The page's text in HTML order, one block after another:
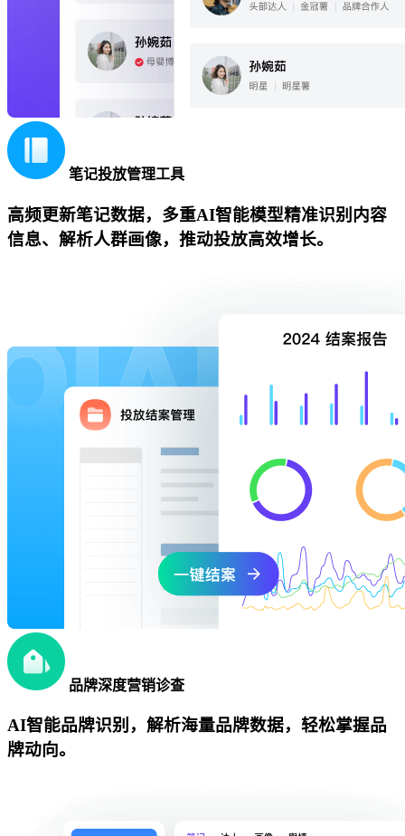
笔记投放管理工具
高频更新笔记数据，多重AI智能模型精准识别内容
信息、解析人群画像，推动投放高效增长。
品牌深度营销诊查
AI智能品牌识别，解析海量品牌数据，轻松掌握品
牌动向。